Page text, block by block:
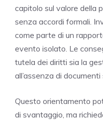
capitolo sul valore della
senza accordi formali.
come parte di un
evento isolato. Le
tutela dei diritti sia la
all’assenza di documenti
Questo orientamento
di svantaggio, ma